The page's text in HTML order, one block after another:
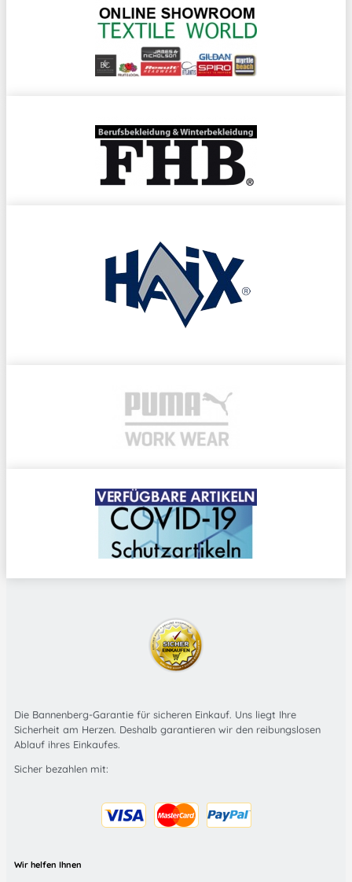
Die Bannenberg-Garantie für sicheren Einkauf. Uns liegt Ihre
Sicherheit am Herzen. Deshalb garantieren wir den reibungslosen
Ablauf ihres Einkaufes.
Sicher bezahlen mit:
Wir helfen Ihnen